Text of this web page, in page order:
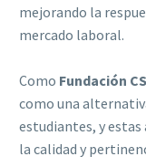
mejorando la
mercado laboral.
Como Fundación
como una
estudiantes, y estas
la calidad y